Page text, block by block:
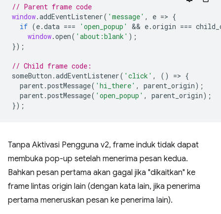
// Parent frame code
window.addEventListener( 'message' , e => {
if (e.data === 'open_popup' && e.origin ===
window.open( 'about:blank' );
});
// Child frame code:
someButton .addEventListener( 'click' , () => {
parent.postMessage( 'hi_there' , parent_origin);
parent.postMessage( 'open_popup' , parent_origin);
});
Tanpa Aktivasi Pengguna v2, frame induk tidak dapat
membuka pop-up setelah menerima pesan kedua.
Bahkan pesan pertama akan gagal jika "dikaitkan" ke
frame lintas origin lain (dengan kata lain, jika penerima
pertama meneruskan pesan ke penerima lain).